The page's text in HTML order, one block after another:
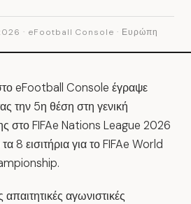
· eFootball Console · Ευρώπη
eFootball Console έγραψε
την 5η θέση στη γενική
στο FIFAe Nations League 2026
8 εισιτήρια για το FIFAe World
αγωνιστικές